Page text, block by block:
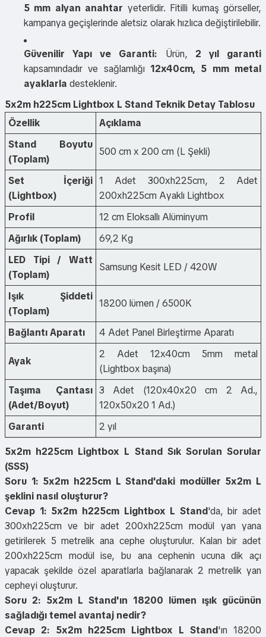
5 mm alyan anahtar yeterlidir. Fitilli kumaş görseller,
kampanya geçişlerinde aletsiz olarak hızlıca değiştirilebilir.
Güvenilir Yapı ve Garanti: Ürün, 2 yıl garanti
kapsamındadır ve sağlamlığı 12x40cm, 5 mm metal
ayaklarla desteklenir.
5x2m h225cm Lightbox L Stand Teknik Detay Tablosu
Özellik
Açıklama
Stand Boyutu
(Toplam)
500 cm x 200 cm (L Şekli)
Set İçeriği
(Lightbox)
1 Adet 300xh225cm, 2 Adet
200xh225cm Ayaklı Lightbox
Profil
12 cm Eloksallı Alüminyum
Ağırlık (Toplam)
69,2 Kg
LED Tipi / Watt
(Toplam)
Samsung Kesit LED / 420W
Işık Şiddeti
(Toplam)
18200 lümen / 6500K
Bağlantı Aparatı 4 Adet Panel Birleştirme Aparatı
Ayak
2 Adet 12x40cm 5mm metal
(Lightbox başına)
Taşıma Çantası
(Adet/Boyut)
3 Adet (120x40x20 cm 2 Ad.,
120x50x20 1 Ad.)
Garanti
2 yıl
5x2m h225cm Lightbox L Stand Sık Sorulan Sorular
(SSS)
Soru 1: 5x2m h225cm L Stand'daki modüller 5x2m L
şeklini nasıl oluşturur?
Cevap 1: 5x2m h225cm Lightbox L Stand'da, bir adet
300xh225cm ve bir adet 200xh225cm modül yan yana
getirilerek 5 metrelik ana cephe oluşturulur. Kalan bir adet
200xh225cm modül ise, bu ana cephenin ucuna dik açı
yapacak şekilde özel aparatlarla bağlanarak 2 metrelik yan
cepheyi oluşturur.
Soru 2: 5x2m L Stand'ın 18200 lümen ışık gücünün
sağladığı temel avantaj nedir?
Cevap 2: 5x2m h225cm Lightbox L Stand'ın 18200